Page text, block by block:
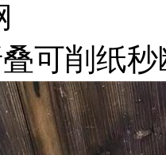
可削纸